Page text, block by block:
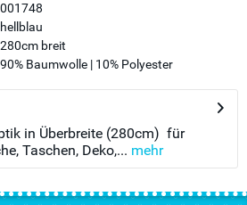
001748
hellblau
280cm breit
90% Baumwolle | 10% Polyester
in Überbreite (280cm) für
Taschen, Deko,... mehr